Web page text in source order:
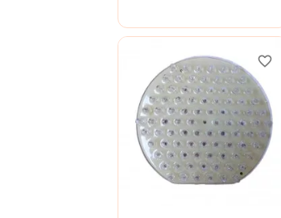
favorite_border
favorite_border